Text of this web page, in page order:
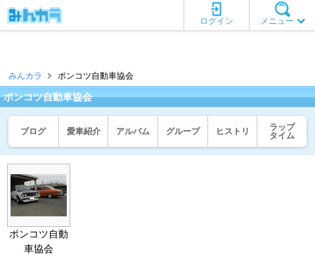
メニュー
ログイン
みんカラ ポンコツ自動車協会
ポンコツ自動車協会
ブログ 愛車紹介 アルバム グループ ヒストリ
ラップ
タイム
ポンコツ自動
車協会